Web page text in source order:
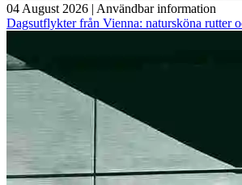
04 August 2026 | Användbar information
Dagsutflykter från Vienna: natursköna rutter